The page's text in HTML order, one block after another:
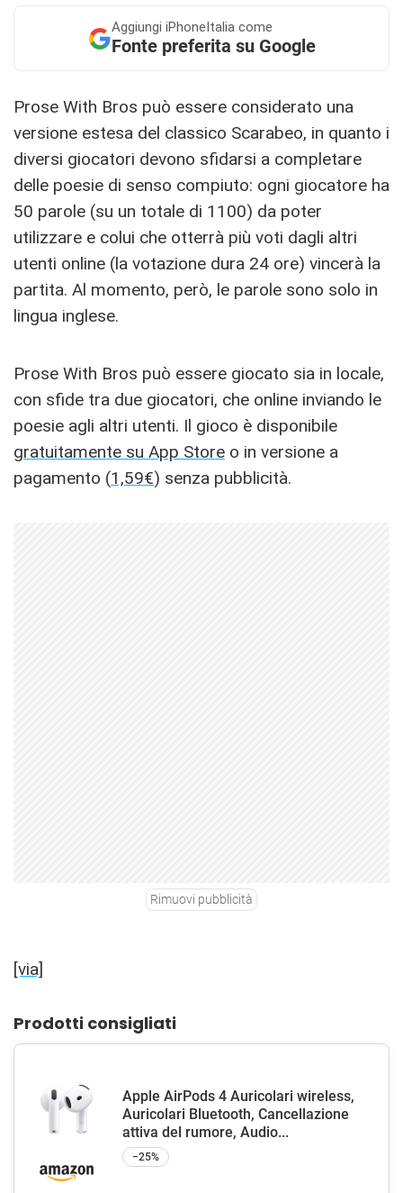
Aggiungi iPhoneItalia come
Fonte preferita su Google
Prose With Bros può essere considerato una
versione estesa del classico Scarabeo, in quanto i
diversi giocatori devono sfidarsi a completare
delle poesie di senso compiuto: ogni giocatore ha
50 parole (su un totale di 1100) da poter
utilizzare e colui che otterrà più voti dagli altri
utenti online (la votazione dura 24 ore) vincerà la
partita. Al momento, però, le parole sono solo in
lingua inglese.
Prose With Bros può essere giocato sia in locale,
con sfide tra due giocatori, che online inviando le
poesie agli altri utenti. Il gioco è disponibile
gratuitamente su App Store o in versione a
pagamento (1,59€) senza pubblicità.
Rimuovi pubblicità
[via]
Prodotti consigliati
Apple AirPods 4 Auricolari wireless,
Auricolari Bluetooth, Cancellazione
attiva del rumore, Audio...
−25%